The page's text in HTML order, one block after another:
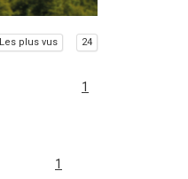
Les plus vus 24
1
1